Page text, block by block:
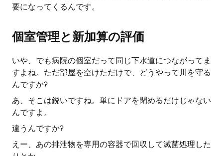
要になってくるんです。
個室管理と新加算の評価
いや、でも病院の個室だって同じ下水道につながってま
すよね。ただ部屋を空けただけで、どうやって川を守る
んですか?
あ、そこは鋭いですね。単にドアを閉めるだけじゃない
んですよ。
違うんですか?
えー、あの排泄物を専用の容器で回収して滅菌処理した